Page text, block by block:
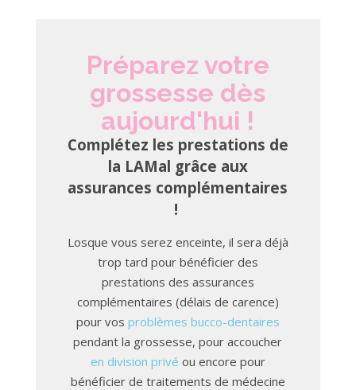
Préparez votre
grossesse dès
aujourd'hui !
Complétez les prestations de
la LAMal grâce aux
assurances complémentaires
!
Losque vous serez enceinte, il sera déjà
trop tard pour bénéficier des
prestations des assurances
complémentaires (délais de carence)
pour vos problèmes bucco-dentaires
pendant la grossesse, pour accoucher
en division privé ou encore pour
bénéficier de traitements de médecine